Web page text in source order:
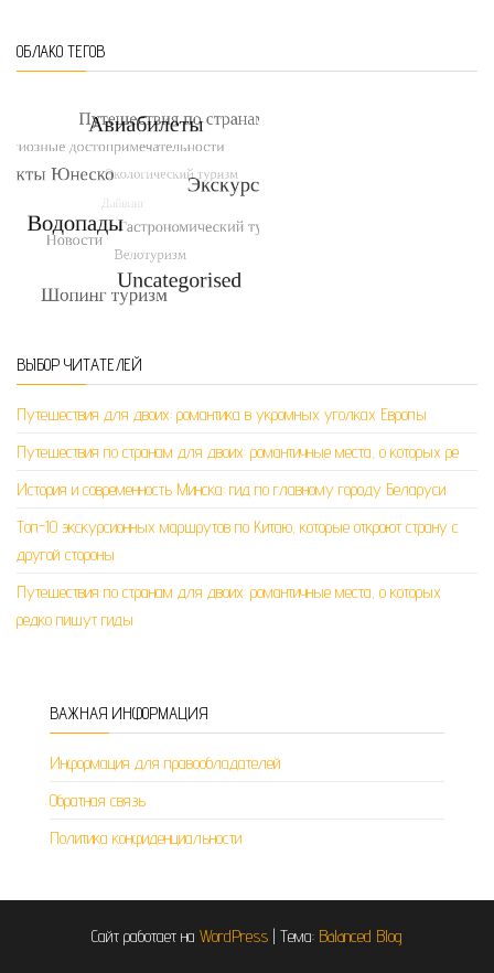
ОБЛАКО ТЕГОВ
ВЫБОР ЧИТАТЕЛЕЙ
Путешествия для двоих: романтика в укромных уголках Европы
Путешествия по странам для двоих: романтичные места, о которых ре
История и современность Минска: гид по главному городу Беларуси
Топ-10 экскурсионных маршрутов по Китаю, которые откроют страну с
другой стороны
Путешествия по странам для двоих: романтичные места, о которых
редко пишут гиды
ВАЖНАЯ ИНФОРМАЦИЯ
Информация для правообладателей
Обратная связь
Политика конфиденциальности
Сайт работает на WordPress | Тема: Balanced Blog